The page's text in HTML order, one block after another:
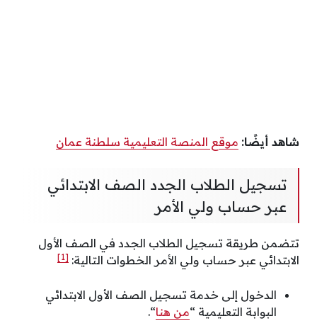
شاهد أيضًا: موقع المنصة التعليمية سلطنة عمان
تسجيل الطلاب الجدد الصف الابتدائي
عبر حساب ولي الأمر
تتضمن طريقة تسجيل الطلاب الجدد في الصف الأول
الابتدائي عبر حساب ولي الأمر الخطوات التالية: [1]
الدخول إلى خدمة تسجيل الصف الأول الابتدائي
البوابة التعليمية “من هنا“.